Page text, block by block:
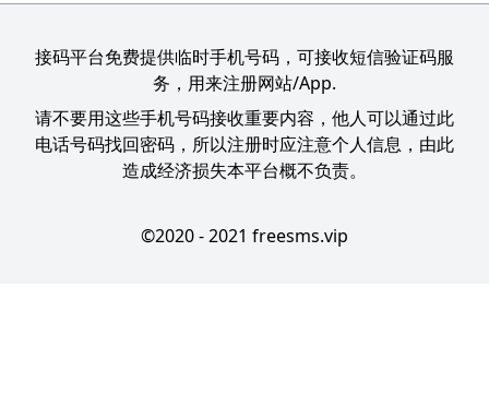
接码平台免费提供临时手机号码，可接收短信验证码服
务，用来注册网站/App.
请不要用这些手机号码接收重要内容，他人可以通过此
电话号码找回密码，所以注册时应注意个人信息，由此
造成经济损失本平台概不负责。
©2020 - 2021 freesms.vip